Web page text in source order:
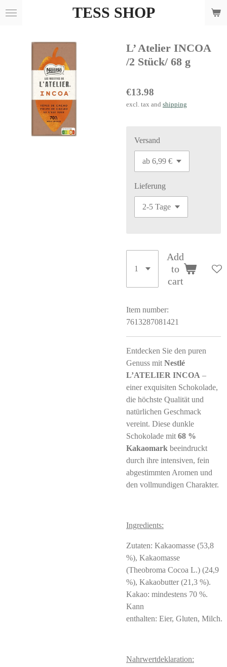
Skip
content
TESS SHOP
L’ Atelier INCOA
/2 Stück/ 68 g
€13.98
excl. tax and shipping
Versand
Lieferung
Add
to
cart
Item number:
7613287081421
Entdecken Sie den puren
Genuss mit Nestlé
L’ATELIER INCOA –
einer exquisiten Schokolade,
die höchste Qualität und
natürlichen Geschmack
vereint. Diese dunkle
Schokolade mit 68 %
Kakaomark beeindruckt
durch ihre intensiven, fein
abgestimmten Aromen und
den vollmundigen Charakter.
Ingredients:
Zutaten: Kakaomasse (53,8
%), Kakaomasse
(Theobroma Cocoa L.) (24,9
%), Kakaobutter (21,3 %).
Kakao: mindestens 70 %.
Kann
enthalten: Eier, Gluten, Milch.
Nahrwertdeklaration: